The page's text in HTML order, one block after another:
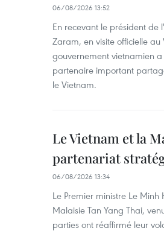
06/08/2026 13:52
En recevant le président de
Zaram, en visite officielle
gouvernement vietnamien
partenaire important
le Vietnam.
Le Vietnam et la
partenariat
06/08/2026 13:34
Le Premier ministre Le
Malaisie Tan Yang Thai,
parties ont réaffirmé leur